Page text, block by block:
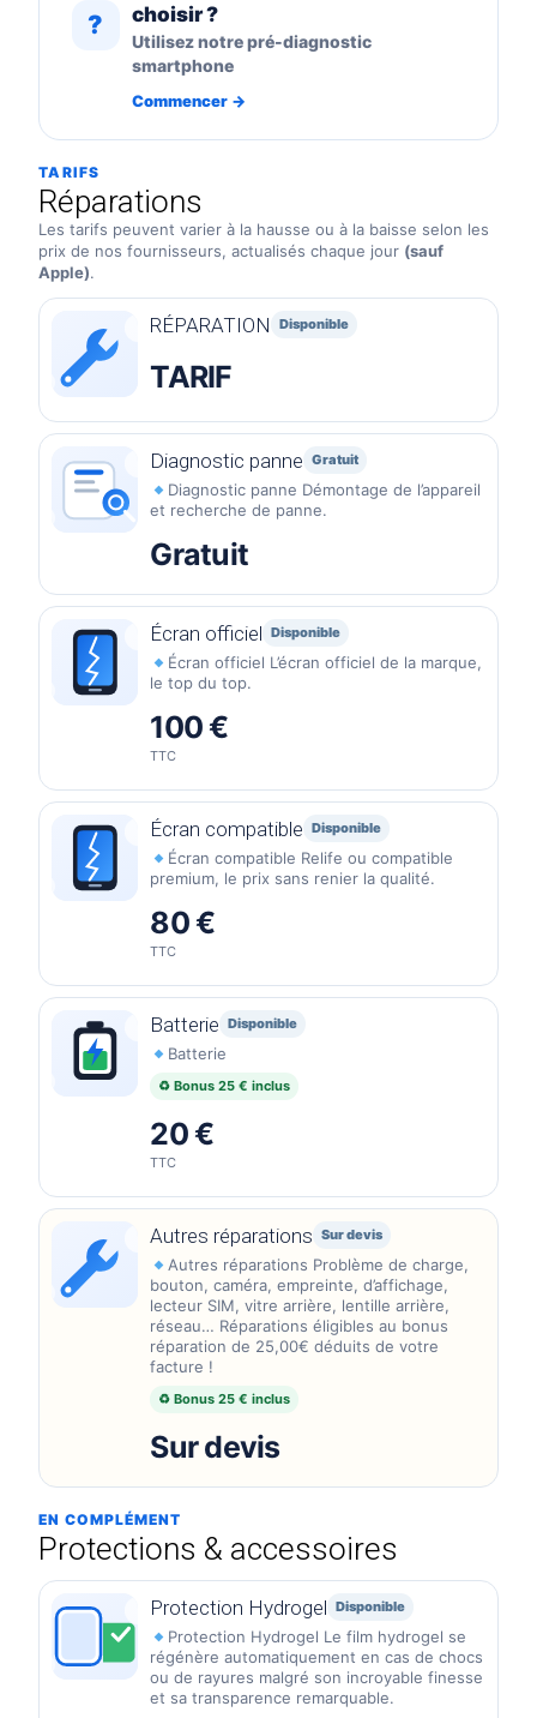
?
choisir ?
Utilisez notre pré-diagnostic
smartphone
Commencer →
TARIFS
Réparations
Les tarifs peuvent varier à la hausse ou à la baisse selon les
prix de nos fournisseurs, actualisés chaque jour (sauf
Apple).
RÉPARATION Disponible
TARIF
Diagnostic panne Gratuit
Diagnostic panne Démontage de l’appareil
et recherche de panne.
Gratuit
Écran officiel Disponible
Écran officiel L’écran officiel de la marque,
le top du top.
100 €
TTC
Écran compatible Disponible
Écran compatible Relife ou compatible
premium, le prix sans renier la qualité.
80 €
TTC
Batterie Disponible
Batterie
♻ Bonus 25 € inclus
20 €
TTC
Autres réparations Sur devis
Autres réparations Problème de charge,
bouton, caméra, empreinte, d’affichage,
lecteur SIM, vitre arrière, lentille arrière,
réseau… Réparations éligibles au bonus
réparation de 25,00€ déduits de votre
facture !
♻ Bonus 25 € inclus
Sur devis
EN COMPLÉMENT
Protections & accessoires
Protection Hydrogel Disponible
Protection Hydrogel Le film hydrogel se
régénère automatiquement en cas de chocs
ou de rayures malgré son incroyable finesse
et sa transparence remarquable.